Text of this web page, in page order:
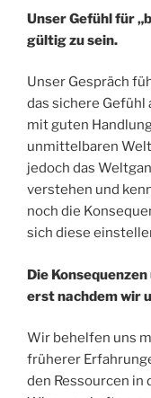
Unser Gefühl für
gültig zu sein.
Unser Gespräch
das sichere Gefühl
mit guten
unmittelbaren
jedoch das
verstehen und
noch die
sich diese
Die
erst nachdem wir
Wir behelfen uns
früherer
den Ressourcen in